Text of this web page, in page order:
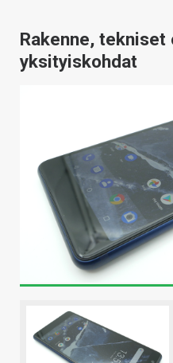
Rakenne,
yksityiskohdat